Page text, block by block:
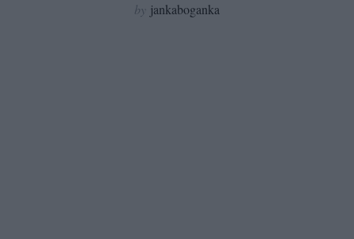
by jankaboganka